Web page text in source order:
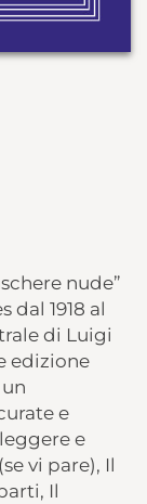
nude”
1918 al
di Luigi
edizione
e
e
vi pare), Il
Il